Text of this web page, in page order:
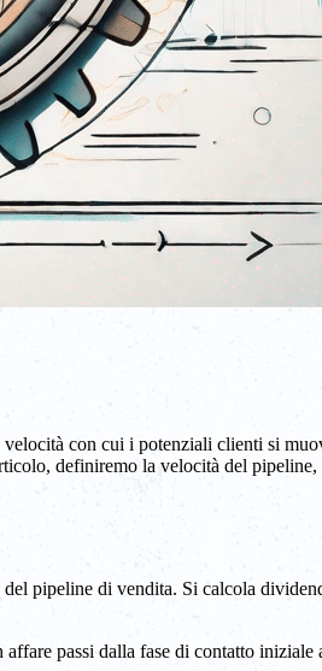
con cui i potenziali clienti si
definiremo la velocità del
pipeline di vendita. Si calcola
passi dalla fase di contatto